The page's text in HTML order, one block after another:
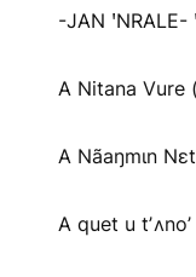
-JAN ꞌNRALE-
A Nitana Vure
A Nãaŋmɩn
A quet u